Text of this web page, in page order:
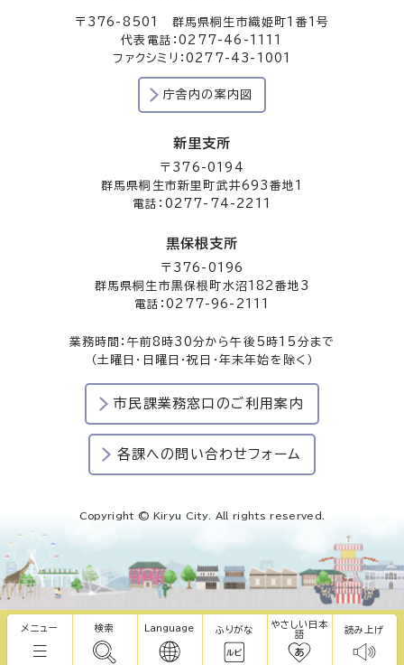
メニュー 検索 Language ふりがな
やさしい日本
語
読み上げ
〒376-8501 群馬県桐生市織姫町1番1号
代表電話：0277-46-1111
ファクシミリ：0277-43-1001
庁舎内の案内図
新里支所
〒376-0194
群馬県桐生市新里町武井693番地1
電話：0277-74-2211
黒保根支所
〒376-0196
群馬県桐生市黒保根町水沼182番地3
電話：0277-96-2111
業務時間：午前8時30分から午後5時15分まで
（土曜日・日曜日・祝日・年末年始を除く）
市民課業務窓口のご利用案内
各課への問い合わせフォーム
Copyright © Kiryu City. All rights reserved.